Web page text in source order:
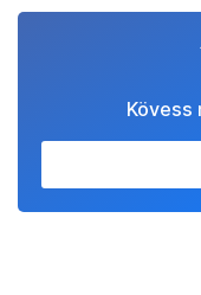
Kövess